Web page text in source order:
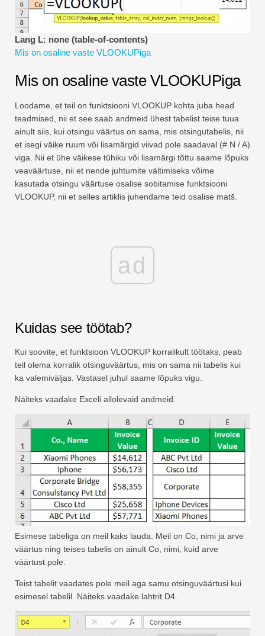
Finantsmodelleerimise õpetused
Täisvorm
Lang L: none (table-of-contents)
Mis on osaline vaste VLOOKUPiga
Mis on osaline vaste VLOOKUPiga
Loodame, et teil on funktsiooni VLOOKUP kohta juba head
teadmised, nii et see saab andmeid ühest tabelist teise tuua
ainult siis, kui otsingu väärtus on sama, mis otsingutabelis, nii
et isegi väike ruum või lisamärgid viivad pole saadaval (# N / A)
viga. Nii et ühe väikese tühiku või lisamärgi tõttu saame lõpuks
veaväärtuse, nii et nende juhtumite vältimiseks võime
kasutada otsingu väärtuse osalise sobitamise funktsiooni
VLOOKUP, nii et selles artiklis juhendame teid osalise matš.
ad
Kuidas see töötab?
Kui soovite, et funktsioon VLOOKUP korralikult töötaks, peab
teil olema korralik otsinguväärtus, mis on sama nii tabelis kui
ka valemiväljas. Vastasel juhul saame lõpuks vigu.
Näiteks vaadake Exceli allolevaid andmeid.
Esimese tabeliga on meil kaks lauda. Meil on Co, nimi ja arve
väärtus ning teises tabelis on ainult Co, nimi, kuid arve
väärtust pole.
Teist tabelit vaadates pole meil aga samu otsinguväärtusi kui
esimesel tabelil. Näiteks vaadake lahtrit D4.